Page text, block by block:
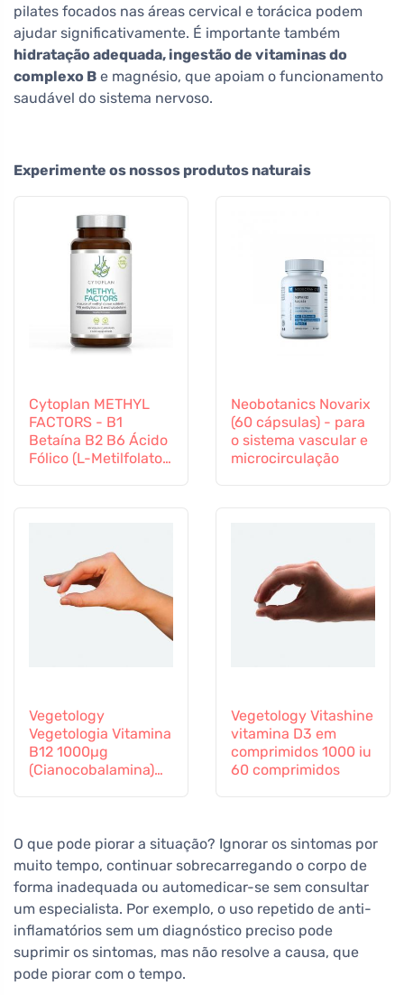
pilates focados nas áreas cervical e torácica podem
ajudar significativamente. É importante também
hidratação adequada, ingestão de vitaminas do
complexo B e magnésio, que apoiam o funcionamento
saudável do sistema nervoso.
Experimente os nossos produtos naturais
Cytoplan METHYL
FACTORS - B1
Betaína B2 B6 Ácido
Fólico (L-Metilfolato)
Neobotanics Novarix
(60 cápsulas) - para
o sistema vascular e
microcirculação
Vegetology
Vegetologia Vitamina
B12 1000µg
(Cianocobalamina)
Vegetology Vitashine
vitamina D3 em
comprimidos 1000 iu
60 comprimidos
O que pode piorar a situação? Ignorar os sintomas por
muito tempo, continuar sobrecarregando o corpo de
forma inadequada ou automedicar-se sem consultar
um especialista. Por exemplo, o uso repetido de anti-
inflamatórios sem um diagnóstico preciso pode
suprimir os sintomas, mas não resolve a causa, que
pode piorar com o tempo.